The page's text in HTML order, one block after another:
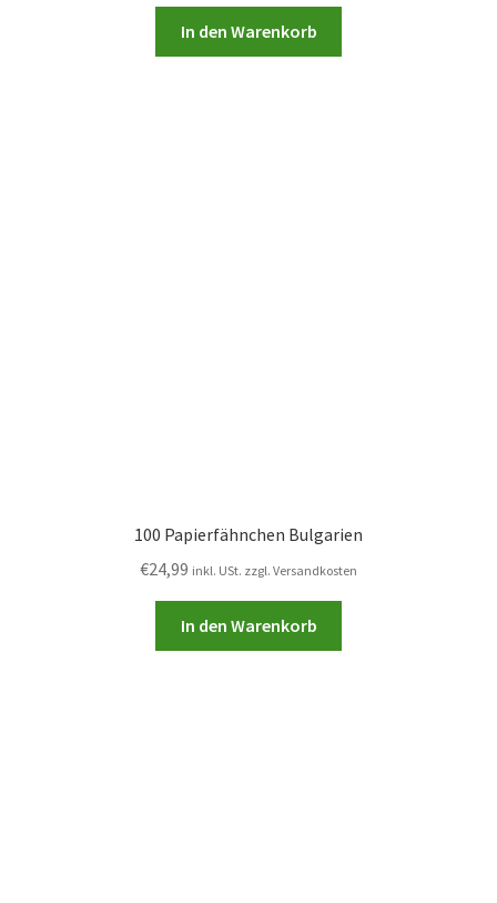
In den Warenkorb
100 Papierfähnchen Bulgarien
€24,99 inkl. USt. zzgl. Versandkosten
In den Warenkorb